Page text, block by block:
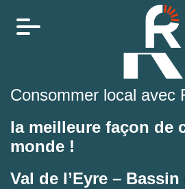
Consommer local avec
la meilleure façon de
monde !
Val de l’Eyre – Bassin